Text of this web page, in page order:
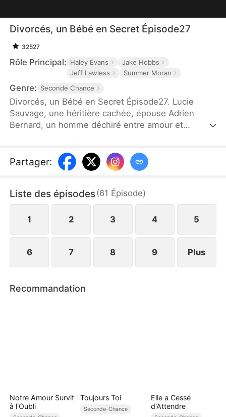
Divorcés, un Bébé en Secret Épisode27
32527
Rôle Principal: Haley Evans
Jake Hobbs
Jeff Lawless
Summer Moran
Genre: Seconde Chance
Divorcés, un Bébé en Secret Épisode27. Lucie
Sauvage, une héritière cachée, épouse Adrien
Bernard, un homme déchiré entre amour et
profondes et des trahisons inattendues. Quand les
fantômes du passé resurgissent et que les vérités
Ou sera-t-il à jamais détruit ?
Partager:
Liste des épisodes(61 Épisode)
1 2 3 4 5
6 7 8 9 Plus
Recommandation
Notre Amour Survit
à l'Oubli
Toujours Toi
Seconde-Chance
Elle a Cessé
d'Attendre